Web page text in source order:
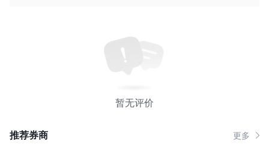
暂无评价
推荐券商 更多